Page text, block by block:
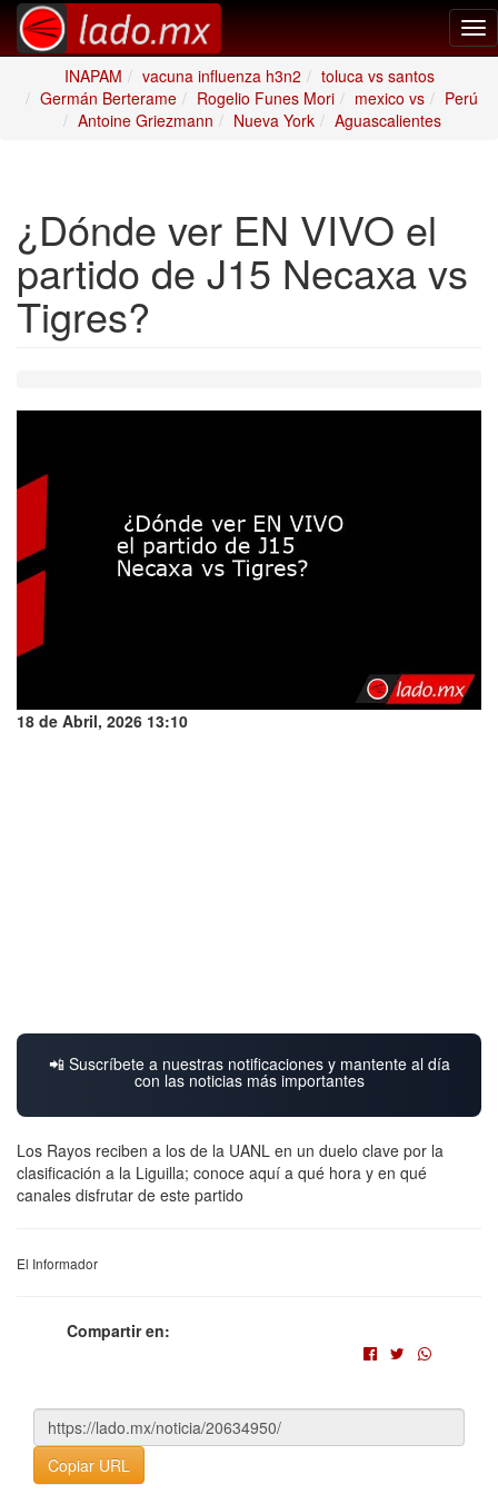
INAPAM
vacuna influenza h3n2
toluca vs santos
Germán Berterame
Rogelio Funes Mori mexico vs
Perú
Antoine Griezmann
Nueva York Aguascalientes
¿Dónde ver EN VIVO el
partido de J15 Necaxa vs
Tigres?
18 de Abril, 2026 13:10
📲 Suscríbete a nuestras notificaciones y mantente al día
con las noticias más importantes
Los Rayos reciben a los de la UANL en un duelo clave por la
clasificación a la Liguilla; conoce aquí a qué hora y en qué
canales disfrutar de este partido
El Informador
Compartir en:
Copiar URL